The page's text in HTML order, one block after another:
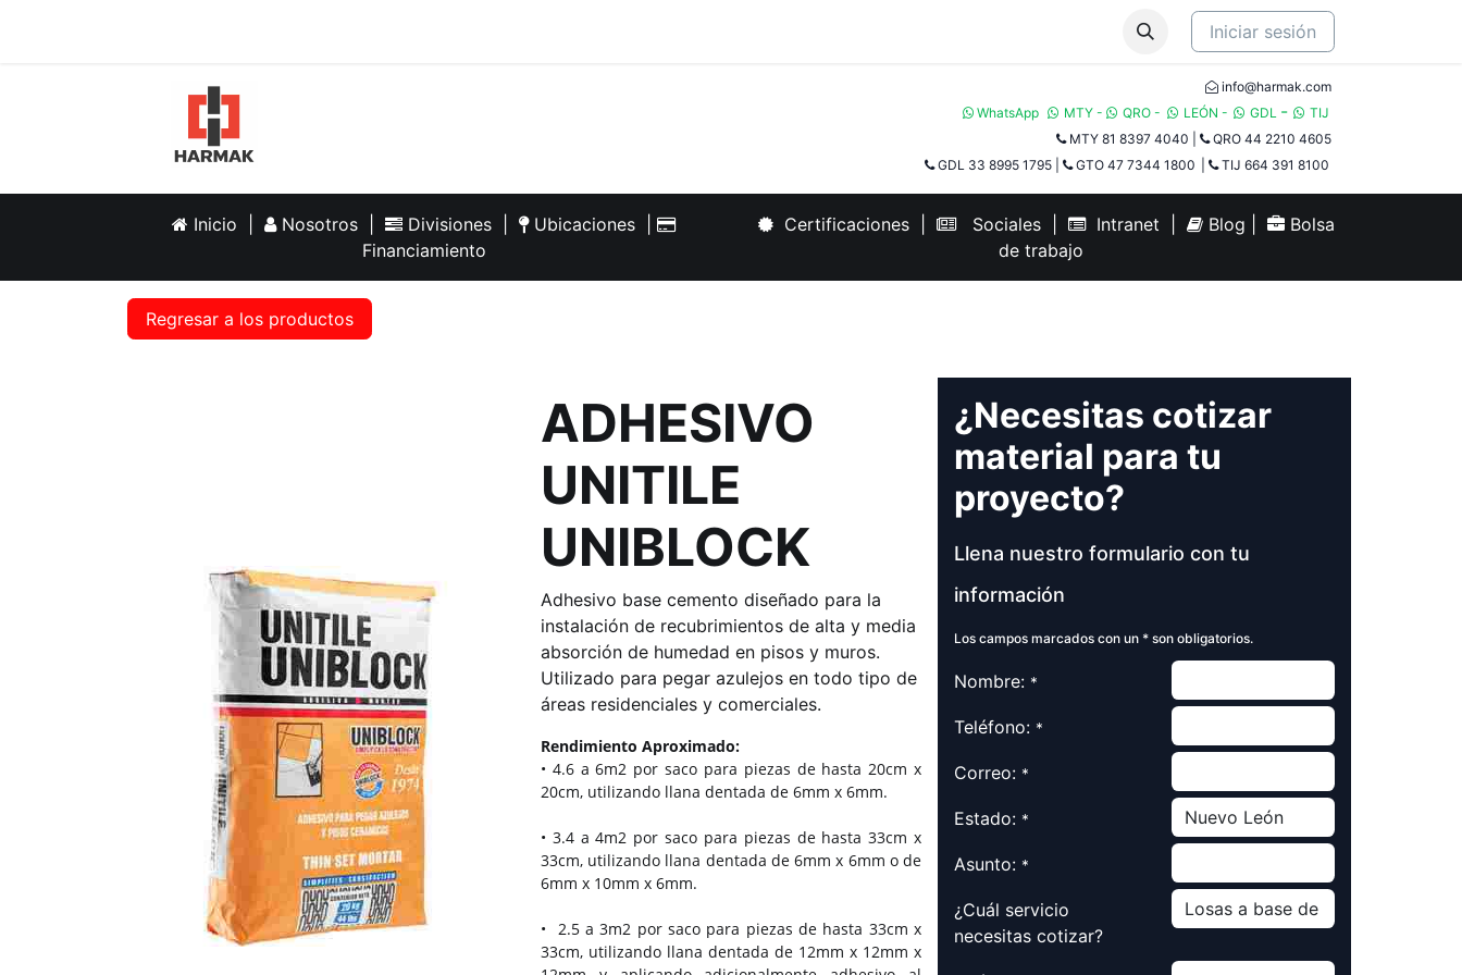
Iniciar sesión
info@harmak.com
WhatsApp
MTY - QRO - LEÓN - GDL -
TIJ​
MTY 81 8397 4040
QRO 44 2210 4605
GDL 33 8995 1795
GTO 47 7344 1800 TIJ 664 391 8100
Inicio Nosotros Divisiones Ubicaciones
Financiamiento
Certificaciones Sociales Intranet Blog
Bolsa
de trabajo
Regresar a los productos
ADHESIVO
UNITILE
UNIBLOCK
Adhesivo base cemento diseñado para la
instalación de recubrimientos de alta y media
absorción de humedad en pisos y muros.
Utilizado para pegar azulejos en todo tipo de
áreas residenciales y comerciales.
Rendimiento Aproximado:
• 4.6 a 6m2 por saco para piezas de hasta 20cm x
20cm, utilizando llana dentada de 6mm x 6mm.
• 3.4 a 4m2 por saco para piezas de hasta 33cm x
33cm, utilizando llana dentada de 6mm x 6mm o de
6mm x 10mm x 6mm.
• 2.5 a 3m2 por saco para piezas de hasta 33cm x
33cm, utilizando llana dentada de 12mm x 12mm x
¿Necesitas cotizar
material para tu
proyecto?
Llena nuestro formulario con tu
información
Los campos marcados con un * son obligatorios.
Nombre: *
Teléfono: *
Correo: *
Estado: *
Asunto: *
¿Cuál servicio
necesitas cotizar?